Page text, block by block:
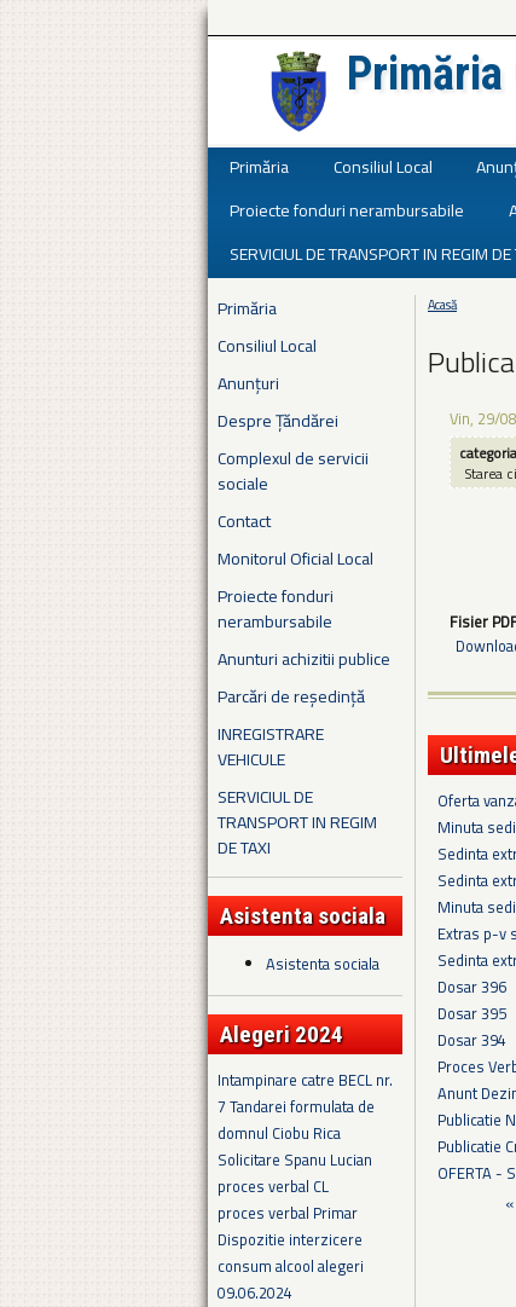
Primăria
Primăria Consiliul Local
Proiecte fonduri nerambursabile
SERVICIUL DE TRANSPORT IN REGIM DE
Primăria
Consiliul Local
Anunțuri
Despre Țăndărei
Complexul de servicii
sociale
Contact
Monitorul Oficial Local
Proiecte fonduri
nerambursabile
Anunturi achizitii publice
Parcări de reședință
INREGISTRARE
VEHICULE
SERVICIUL DE
TRANSPORT IN REGIM
DE TAXI
Asistenta sociala
Asistenta sociala
Alegeri 2024
Intampinare catre BECL nr.
7 Tandarei formulata de
domnul Ciobu Rica
Solicitare Spanu Lucian
proces verbal CL
proces verbal Primar
Dispozitie interzicere
consum alcool alegeri
09.06.2024
Eşti aici
Acasă
Vin, 29/
Starea
Fisier
Oferta
Minuta
Sedinta
Sedinta
Minuta
Extras p-v
Sedinta
Dosar 396
Dosar 395
Dosar 394
Proces
Anunt
Publicatie
Publicatie
OFERTA -
Pagini